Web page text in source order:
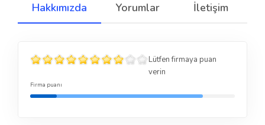
Hakkımızda Yorumlar İletişim
Lütfen firmaya puan
verin
Firma puanı